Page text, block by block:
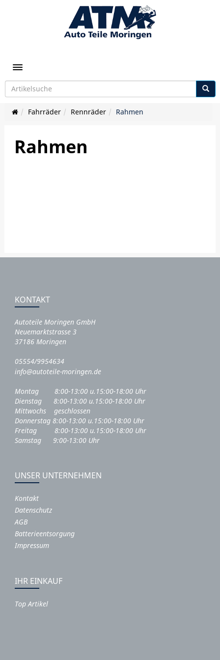
Toggle navigation
Fahrräder Rennräder Rahmen
Rahmen
KONTAKT
Autoteile Moringen GmbH
Neuemarktstrasse 3
37186 Moringen
05554/9954634
info@autoteile-moringen.de
Montag 8:00-13:00 u.15:00-18:00 Uhr
Dienstag 8:00-13:00 u.15:00-18:00 Uhr
Mittwochs geschlossen
Donnerstag 8:00-13:00 u.15:00-18:00 Uhr
Freitag 8:00-13:00 u.15:00-18:00 Uhr
Samstag 9:00-13:00 Uhr
UNSER UNTERNEHMEN
Kontakt
Datenschutz
AGB
Batterieentsorgung
Impressum
IHR EINKAUF
Top Artikel